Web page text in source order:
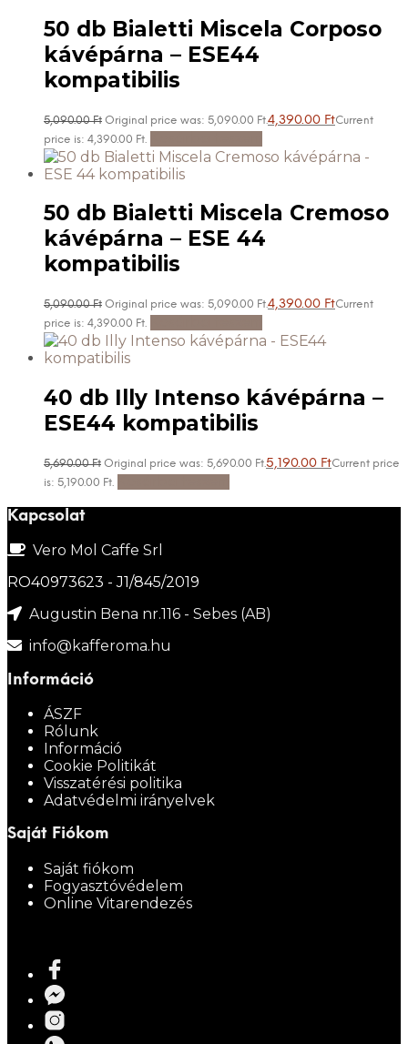
50 db Bialetti Miscela Corposo
kávépárna – ESE44
kompatibilis
5,090.00Ft Original price was: 5,090.00 Ft.4,390.00 FtCurrent
price is: 4,390.00 Ft.
50 db Bialetti Miscela Cremoso
kávépárna – ESE 44
kompatibilis
5,090.00Ft Original price was: 5,090.00 Ft.4,390.00 FtCurrent
price is: 4,390.00 Ft.
40 db Illy Intenso kávépárna –
ESE44 kompatibilis
5,690.00Ft Original price was: 5,690.00 Ft.5,190.00 FtCurrent price
is: 5,190.00 Ft.
Kapcsolat
Vero Mol Caffe Srl
RO40973623 - J1/845/2019
Augustin Bena nr.116 - Sebes (AB)
info@kafferoma.hu
Információ
ÁSZF
Rólunk
Információ
Cookie Politikát
Visszatérési politika
Adatvédelmi irányelvek
Saját Fiókom
Saját fiókom
Fogyasztóvédelem
Online Vitarendezés